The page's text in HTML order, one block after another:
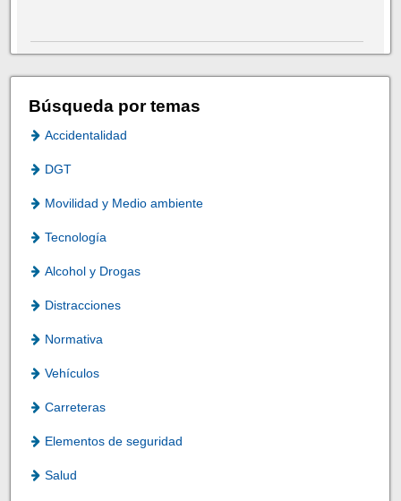
Búsqueda por temas
Accidentalidad
DGT
Movilidad y Medio ambiente
Tecnología
Alcohol y Drogas
Distracciones
Normativa
Vehículos
Carreteras
Elementos de seguridad
Salud